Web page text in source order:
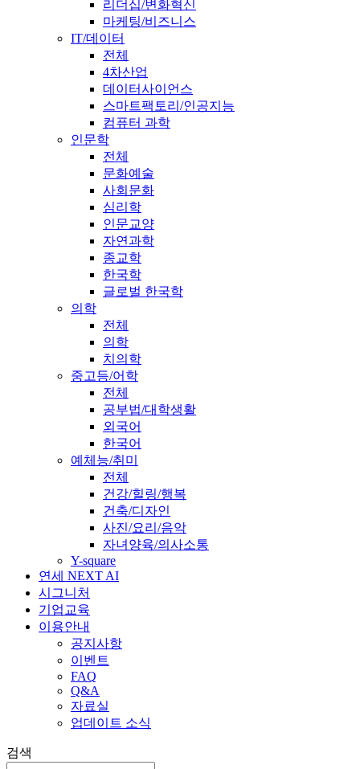
리더십/변화혁신
마케팅/비즈니스
IT/데이터
전체
4차산업
데이터사이언스
스마트팩토리/인공지능
컴퓨터 과학
인문학
전체
문화예술
사회문화
심리학
인문교양
자연과학
종교학
한국학
글로벌 한국학
의학
전체
의학
치의학
중고등/어학
전체
공부법/대학생활
외국어
한국어
예체능/취미
전체
건강/힐링/행복
건축/디자인
사진/요리/음악
자녀양육/의사소통
Y-square
연세 NEXT AI
시그니처
기업교육
이용안내
공지사항
이벤트
FAQ
Q&A
자료실
업데이트 소식
검색